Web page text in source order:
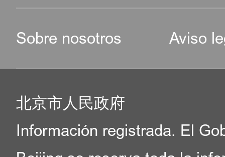
Sobre nosotros Aviso
北京市人民政府
Información registrada. El